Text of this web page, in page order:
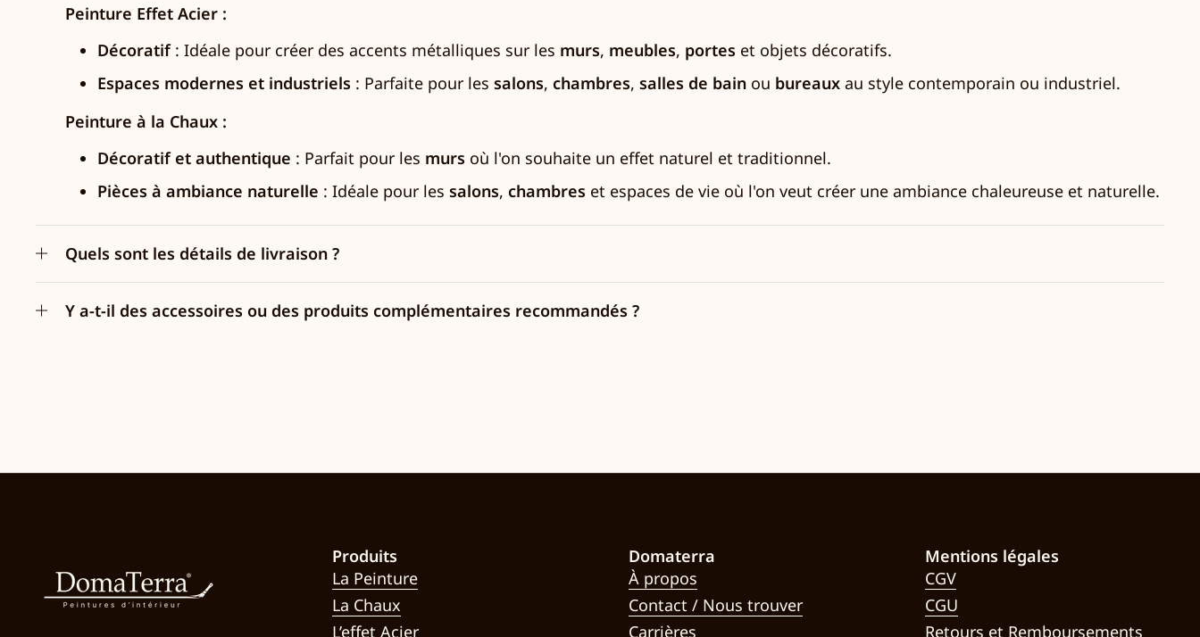
Peinture Effet Acier :
Décoratif: Idéale pour créer des accents métalliques sur les murs, meubles, portes et objets décoratifs.
Espaces modernes et industriels : Parfaite pour les salons, chambres, salles de bain ou bureaux au style contemporain ou industriel.
Peinture à la Chaux :
Décoratif et authentique : Parfait pour les murs où l'on souhaite un effet naturel et traditionnel.
Pièces à ambiance naturelle : Idéale pour les salons, chambres et espaces de vie où l'on veut créer une ambiance chaleureuse et naturelle.
Quels sont les détails de livraison ?
Y a-t-il des accessoires ou des produits complémentaires recommandés ?
Produits
La Peinture
La Chaux
L’effet Acier
Domaterra
À propos
Contact / Nous trouver
Carrières
Mentions légales
CGV
CGU
Retours et Remboursements